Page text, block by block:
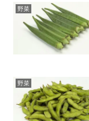
野菜
野菜